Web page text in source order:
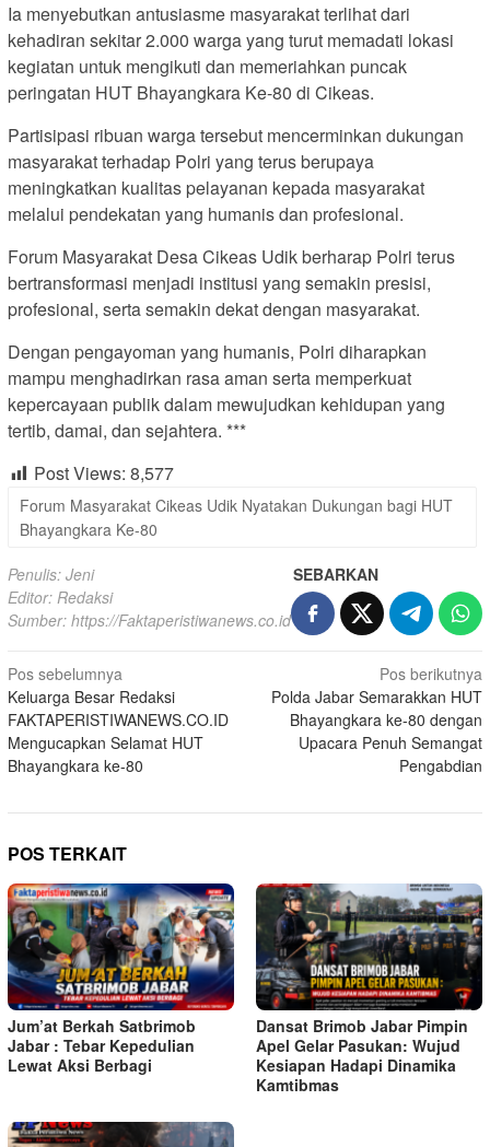
Ia menyebutkan antusiasme masyarakat terlihat dari
kehadiran sekitar 2.000 warga yang turut memadati lokasi
kegiatan untuk mengikuti dan memeriahkan puncak
peringatan HUT Bhayangkara Ke-80 di Cikeas.
Partisipasi ribuan warga tersebut mencerminkan dukungan
masyarakat terhadap Polri yang terus berupaya
meningkatkan kualitas pelayanan kepada masyarakat
melalui pendekatan yang humanis dan profesional.
Forum Masyarakat Desa Cikeas Udik berharap Polri terus
bertransformasi menjadi institusi yang semakin presisi,
profesional, serta semakin dekat dengan masyarakat.
Dengan pengayoman yang humanis, Polri diharapkan
mampu menghadirkan rasa aman serta memperkuat
kepercayaan publik dalam mewujudkan kehidupan yang
tertib, damai, dan sejahtera. ***
Post Views: 8,577
Forum Masyarakat Cikeas Udik Nyatakan Dukungan bagi HUT
Bhayangkara Ke-80
Penulis: Jeni
Editor: Redaksi
Sumber: https://Faktaperistiwanews.co.id
SEBARKAN
Navigasi
pos
Pos sebelumnya
Keluarga Besar Redaksi
FAKTAPERISTIWANEWS.CO.ID
Mengucapkan Selamat HUT
Bhayangkara ke-80
Pos berikutnya
Polda Jabar Semarakkan HUT
Bhayangkara ke-80 dengan
Upacara Penuh Semangat
Pengabdian
POS TERKAIT
Jum’at Berkah Satbrimob
Jabar : Tebar Kepedulian
Lewat Aksi Berbagi
Dansat Brimob Jabar Pimpin
Apel Gelar Pasukan: Wujud
Kesiapan Hadapi Dinamika
Kamtibmas